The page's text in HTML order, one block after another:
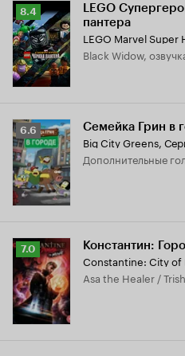
Рейтинг
Кинопоиска
8.4
8.4
LEGO
пантера
Black Widow,
Рейтинг
Кинопоиска
6.6
6.6 Семейка Грин в
Big City Greens,
дополнительные
Рейтинг
Кинопоиска
7.0
7.0 Константин:
Constantine: City of
Asa the Healer /